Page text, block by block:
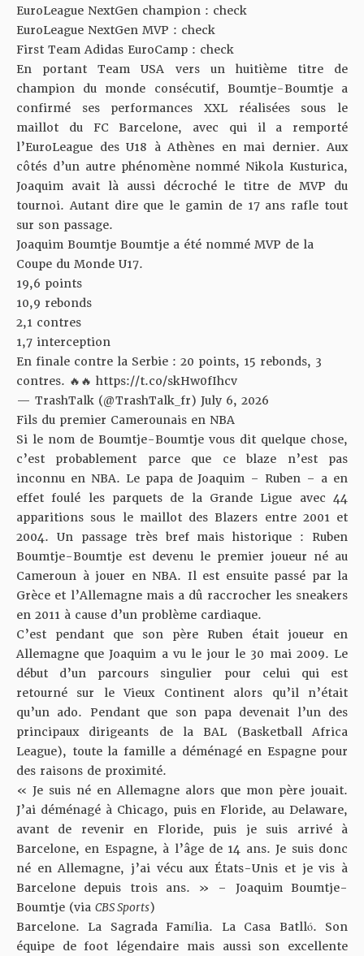
EuroLeague NextGen champion : check
EuroLeague NextGen MVP : check
First Team Adidas EuroCamp : check
En portant Team USA vers un huitième titre de
champion du monde consécutif, Boumtje-Boumtje a
confirmé ses performances XXL réalisées sous le
maillot du FC Barcelone, avec qui il a remporté
l’EuroLeague des U18 à Athènes en mai dernier. Aux
côtés d’un autre phénomène nommé Nikola Kusturica,
Joaquim avait là aussi décroché le titre de MVP du
tournoi. Autant dire que le gamin de 17 ans rafle tout
sur son passage.
Joaquim Boumtje Boumtje a été nommé MVP de la
Coupe du Monde U17.
19,6 points
10,9 rebonds
2,1 contres
1,7 interception
En finale contre la Serbie : 20 points, 15 rebonds, 3
contres. 🔥🔥 https://t.co/skHw0fIhcv
— TrashTalk (@TrashTalk_fr) July 6, 2026
Fils du premier Camerounais en NBA
Si le nom de Boumtje-Boumtje vous dit quelque chose,
c’est probablement parce que ce blaze n’est pas
inconnu en NBA. Le papa de Joaquim – Ruben – a en
effet foulé les parquets de la Grande Ligue avec 44
apparitions sous le maillot des Blazers entre 2001 et
2004. Un passage très bref mais historique : Ruben
Boumtje-Boumtje est devenu le premier joueur né au
Cameroun à jouer en NBA. Il est ensuite passé par la
Grèce et l’Allemagne mais a dû raccrocher les sneakers
en 2011 à cause d’un problème cardiaque.
C’est pendant que son père Ruben était joueur en
Allemagne que Joaquim a vu le jour le 30 mai 2009. Le
début d’un parcours singulier pour celui qui est
retourné sur le Vieux Continent alors qu’il n’était
qu’un ado. Pendant que son papa devenait l’un des
principaux dirigeants de la BAL (Basketball Africa
League), toute la famille a déménagé en Espagne pour
des raisons de proximité.
« Je suis né en Allemagne alors que mon père jouait.
J’ai déménagé à Chicago, puis en Floride, au Delaware,
avant de revenir en Floride, puis je suis arrivé à
Barcelone, en Espagne, à l’âge de 14 ans. Je suis donc
né en Allemagne, j’ai vécu aux États-Unis et je vis à
Barcelone depuis trois ans. » – Joaquim Boumtje-
Boumtje (via CBS Sports)
Barcelone. La Sagrada Família. La Casa Batlló. Son
équipe de foot légendaire mais aussi son excellente